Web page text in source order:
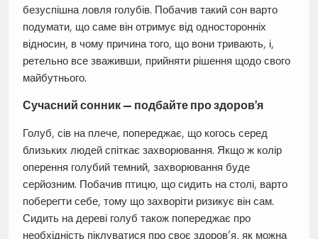
безуспішна ловля голубів. Побачив такий сон варто
подумати, що саме він отримує від односторонніх
відносин, в чому причина того, що вони тривають, і,
ретельно все зваживши, прийняти рішення щодо свого
майбутнього.
Сучасний сонник — подбайте про здоров’я
Голуб, сів на плече, попереджає, що когось серед
близьких людей спіткає захворювання. Якщо ж колір
оперення голубий темний, захворювання буде
серйозним. Побачив птицю, що сидить на столі, варто
поберегти себе, тому що захворіти ризикує він сам.
Сидить на дереві голуб також попереджає про
необхідність піклуватися про своє здоров’я, як можна